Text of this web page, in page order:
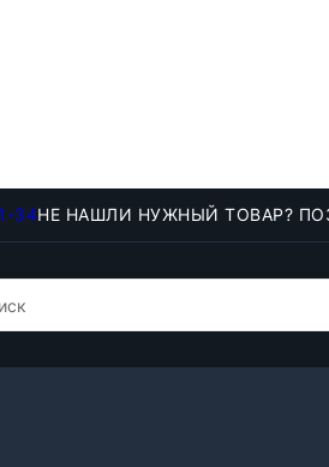
34НЕ НАШЛИ НУЖНЫЙ ТОВАР?